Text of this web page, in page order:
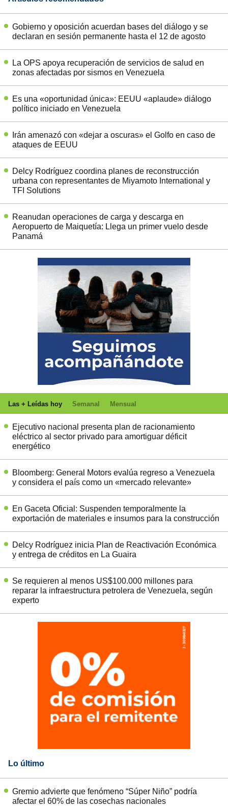
Gobierno y oposición acuerdan bases del diálogo y se
declaran en sesión permanente hasta el 12 de agosto
La OPS apoya recuperación de servicios de salud en
zonas afectadas por sismos en Venezuela
Es una «oportunidad única»: EEUU «aplaude» diálogo
político iniciado en Venezuela
Irán amenazó con «dejar a oscuras» el Golfo en caso de
ataques de EEUU
Delcy Rodríguez coordina planes de reconstrucción
urbana con representantes de Miyamoto International y
TFI Solutions
Reanudan operaciones de carga y descarga en
Aeropuerto de Maiquetía: Llega un primer vuelo desde
Panamá
Las + Leídas hoy Semanal Mensual
Ejecutivo nacional presenta plan de racionamiento
eléctrico al sector privado para amortiguar déficit
energético
Bloomberg: General Motors evalúa regreso a Venezuela
y considera el país como un «mercado relevante»
En Gaceta Oficial: Suspenden temporalmente la
exportación de materiales e insumos para la construcción
Delcy Rodríguez inicia Plan de Reactivación Económica
y entrega de créditos en La Guaira
Se requieren al menos US$100.000 millones para
reparar la infraestructura petrolera de Venezuela, según
experto
Lo último
Gremio advierte que fenómeno “Súper Niño” podría
afectar el 60% de las cosechas nacionales